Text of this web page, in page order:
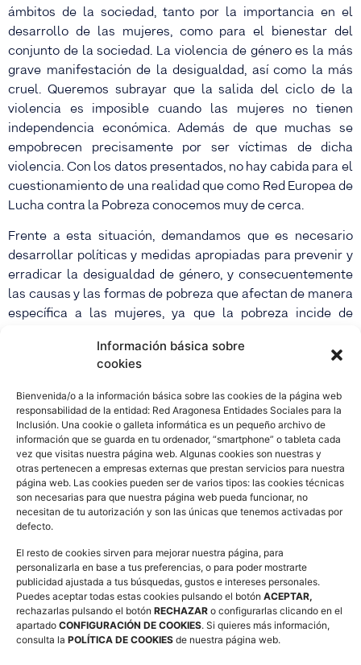
Información básica sobre
cookies
Bienvenida/o a la información básica sobre las cookies de la página web
responsabilidad de la entidad: Red Aragonesa Entidades Sociales para la
Inclusión. Una cookie o galleta informática es un pequeño archivo de
información que se guarda en tu ordenador, “smartphone” o tableta cada
vez que visitas nuestra página web. Algunas cookies son nuestras y
otras pertenecen a empresas externas que prestan servicios para nuestra
página web. Las cookies pueden ser de varios tipos: las cookies técnicas
son necesarias para que nuestra página web pueda funcionar, no
necesitan de tu autorización y son las únicas que tenemos activadas por
defecto.
El resto de cookies sirven para mejorar nuestra página, para
personalizarla en base a tus preferencias, o para poder mostrarte
publicidad ajustada a tus búsquedas, gustos e intereses personales.
Puedes aceptar todas estas cookies pulsando el botón ACEPTAR,
rechazarlas pulsando el botón RECHAZAR o configurarlas clicando en el
apartado CONFIGURACIÓN DE COOKIES. Si quieres más información,
consulta la POLÍTICA DE COOKIES de nuestra página web.
ámbitos de la sociedad, tanto por la importancia en el
desarrollo de las mujeres, como para el bienestar del
conjunto de la sociedad. La violencia de género es la más
grave manifestación de la desigualdad, así como la más
cruel. Queremos subrayar que la salida del ciclo de la
violencia es imposible cuando las mujeres no tienen
independencia económica. Además de que muchas se
empobrecen precisamente por ser víctimas de dicha
violencia. Con los datos presentados, no hay cabida para el
cuestionamiento de una realidad que como Red Europea de
Lucha contra la Pobreza conocemos muy de cerca.
Frente a esta situación, demandamos que es necesario
desarrollar políticas y medidas apropiadas para prevenir y
erradicar la desigualdad de género, y consecuentemente
las causas y las formas de pobreza que afectan de manera
específica a las mujeres, ya que la pobreza incide de
Desde EAPN-ES insistimos en que la pobreza de las
lo que nos hará estar en la senda del desarrollo sostenible
e inclusivo.
Manifiesto del 8 de marzo online
Entradas relacionadas
ANTERIOR
El Tranvía inicia campaña de recogida de juegos de mesa
SIGUIENTE